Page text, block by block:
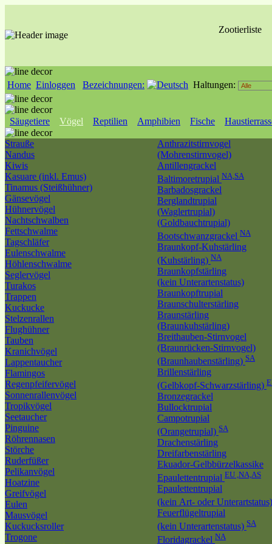
Zootierliste
Home Einloggen Bezeichnungen: Haltungen:
Säugetiere Vögel Reptilien Amphibien Fische
Strauße
Nandus
Kiwis
Kasuare (inkl. Emus)
Tinamus (Steißhühner)
Gänsevögel
Hühnervögel
Nachtschwalben
Fettschwalme
Tagschläfer
Eulenschwalme
Höhlenschwalme
Seglervögel
Turakos
Trappen
Kuckucke
Stelzenrallen
Flughühner
Tauben
Kranichvögel
Lappentaucher
Flamingos
Regenpfeifervögel
Sonnenrallenvögel
Tropikvögel
Seetaucher
Pinguine
Röhrennasen
Störche
Ruderfüßer
Pelikanvögel
Hoatzine
Greifvögel
Eulen
Mausvögel
Kuckucksroller
Trogone
Anthrazitstirnvogel
(Mohrenstirnvogel)
Antillengrackel
Baltimoretrupial NA,SA
Barbadosgrackel
Berglandtrupial
(Waglertrupial)
(Goldbauchtrupial)
Bootschwanzgrackel NA
Braunkopf-Kuhstärling
(Kuhstärling) NA
Braunkopfstärling
(kein Unterartenstatus)
Braunkopftrupial
Braunschulterstärling
Braunstärling
(Braunkuhstärling)
Breithauben-Stirnvogel
(Braunrücken-Stirnvogel)
(Braunhaubenstärling) SA
Brillenstärling
(Gelbkopf-Schwarzstärling)
Bronzegrackel
Bullocktrupial
Campotrupial
(Orangetrupial) SA
Drachenstärling
Dreifarbenstärling
Ekuador-Gelbbürzelkassike
Epaulettentrupial EU ,NA,AS
Epaulettentrupial
(kein Art- oder
Feuerflügeltrupial
(kein Unterartenstatus) SA
Floridagrackel NA